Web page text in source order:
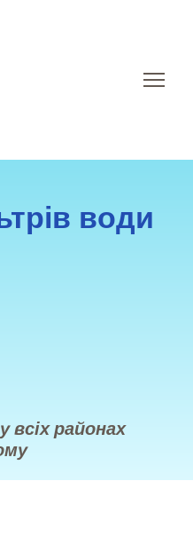
води
всіх районах